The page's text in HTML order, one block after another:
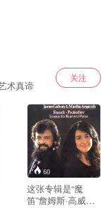
术真谛
关注
60
这张专辑是“魔
笛”詹姆斯·高威与